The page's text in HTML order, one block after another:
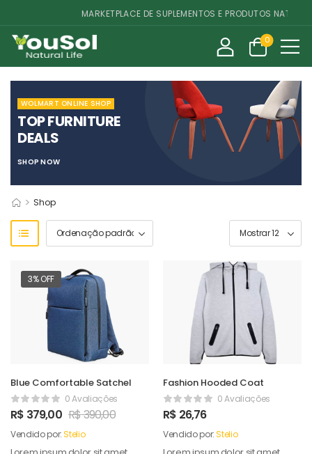
MARKETPLACE DE SUPLEMENTOS E PRODUTOS NATURAIS
0
WOLMART ONLINE SHOP
TOP FURNITURE
DEALS
SHOP NOW
> Shop
3% OFF
Blue Comfortable Satchel
0 Avaliações
R$ 379,00 R$390,00
Vendido por:Stelio
Fashion Hooded Coat
0 Avaliações
R$ 26,76
Vendido por:Stelio